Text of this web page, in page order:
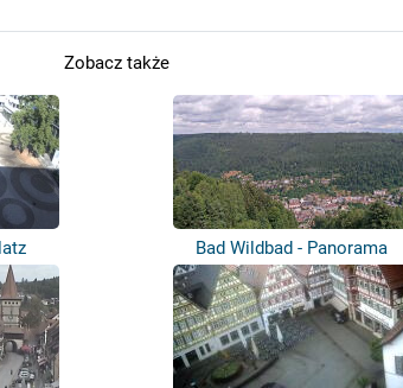
Zobacz także
Bad Wildbad - Panorama